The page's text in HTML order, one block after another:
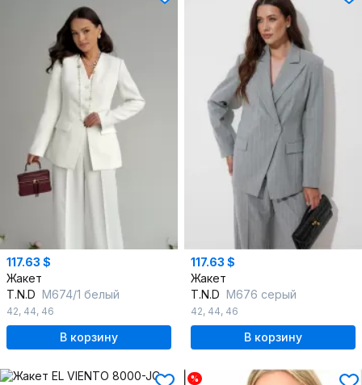
117.63 $
Жакет
T.N.D М674/1 белый
42, 44, 46
В корзину
117.63 $
Жакет
T.N.D М676 серый
42, 44, 46
В корзину
%